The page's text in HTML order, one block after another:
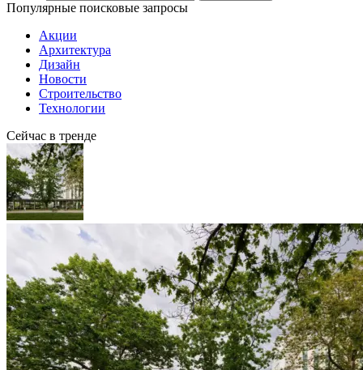
Популярные поисковые запросы
Акции
Архитектура
Дизайн
Новости
Строительство
Технологии
Сейчас в тренде